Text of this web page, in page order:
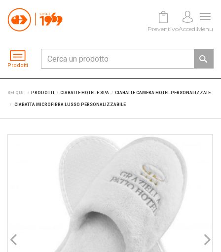
Prodotti
PreventivoAccediMenu
SEI QUI: PRODOTTI CIABATTE HOTEL E SPA CIABATTE CAMERA HOTEL PERSONALIZZATE
CIABATTA MICROFIBRA LUSSO PERSONALIZZABILE